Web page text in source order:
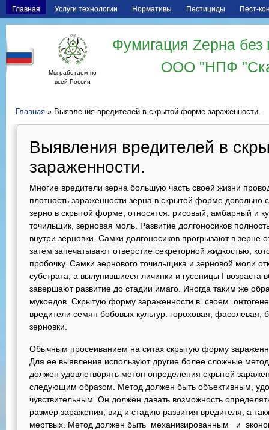
Главная Услуги технологии Нормативы Пестициды Пест-
Мы работаем по
всей России
Фумигация Zерна
ООО "НПФ
Главная » Выявления вредителей в скрытой форме зараженности.
Выявления вредителей в
зараженности.
Многие вредители зерна большую часть своей жизни
плотность зараженности зерна в скрытой форме
зерно в скрытой форме, относятся: рисовый, амбарный и
точильщик, зерновая моль. Развитие долгоносиков
внутри зерновки. Самки долгоносиков прогрызают в зерне
затем запечатывают отверстие секретор­ной жидкостью,
пробочку. Самки эернового точильщика и зерновой моли
субстрата, а вылупившиеся личинки и гусеницы I возраста
завершают развитие до стадии имаго. Иногда таким же
мукоедов. Скрытую форму зараженности в своем
вредители семян бобовых культур: гороховая, фасоле­вая,
зерновки.
Обычным просеиванием на ситах скрытую форму
Для ее выявления используют другие более сложные
должен удовлетворять метоп определения скрытой
следующим образом. Метод должен быть объективным,
чувствительным. Он должен давать возможность
размер заражения, вид и стадию развития вредителя, а
мертвых. Метод должен быть механизированным и